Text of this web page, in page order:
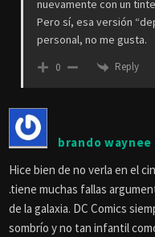
nuevamente con un
Pero sí, esa versión
personal, no me gusta.
0 Reply
brando waynee
Hice bien de no verla en el
.tiene muchas fallas
de la galaxia. DC Comics
sombrío y no tan infantil